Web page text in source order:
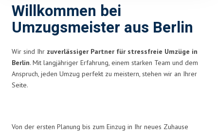
Willkommen bei
Umzugsmeister aus Berlin
Wir sind Ihr zuverlässiger Partner für stressfreie Umzüge in
Berlin. Mit langjähriger Erfahrung, einem starken Team und dem
Anspruch, jeden Umzug perfekt zu meistern, stehen wir an Ihrer
Seite.
Von der ersten Planung bis zum Einzug in Ihr neues Zuhause